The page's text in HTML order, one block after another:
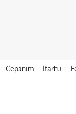
Cepanim Ifarhu